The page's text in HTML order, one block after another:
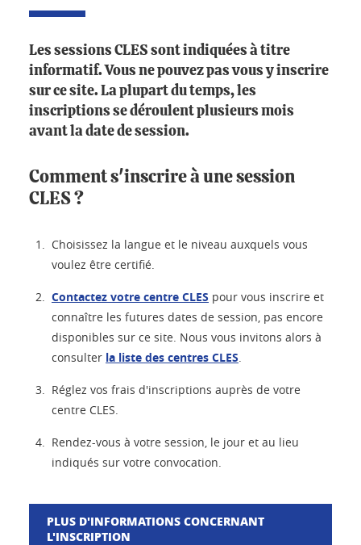
Les sessions CLES sont indiquées à titre
informatif. Vous ne pouvez pas vous y inscrire
sur ce site. La plupart du temps, les
inscriptions se déroulent plusieurs mois
avant la date de session.
Comment s'inscrire à une session
CLES ?
Choisissez la langue et le niveau auxquels vous
voulez être certifié.
Contactez votre centre CLES pour vous inscrire et
connaître les futures dates de session, pas encore
disponibles sur ce site. Nous vous invitons alors à
consulter la liste des centres CLES.
Réglez vos frais d'inscriptions auprès de votre
centre CLES.
Rendez-vous à votre session, le jour et au lieu
indiqués sur votre convocation.
PLUS D'INFORMATIONS CONCERNANT
L'INSCRIPTION